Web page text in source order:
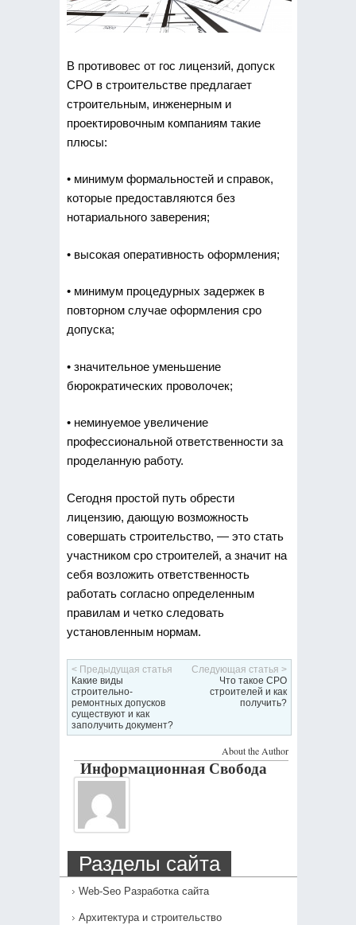
В противовес от гос лицензий, допуск
СРО в строительстве предлагает
строительным, инженерным и
проектировочным компаниям такие
плюсы:
• минимум формальностей и справок,
которые предоставляются без
нотариального заверения;
• высокая оперативность оформления;
• минимум процедурных задержек в
повторном случае оформления сро
допуска;
• значительное уменьшение
бюрократических проволочек;
• неминуемое увеличение
профессиональной ответственности за
проделанную работу.
Сегодня простой путь обрести
лицензию, дающую возможность
совершать строительство, — это стать
участником сро строителей, а значит на
себя возложить ответственность
работать согласно определенным
правилам и четко следовать
установленным нормам.
< Предыдущая статья
Какие виды
строительно-
ремонтных допусков
существуют и как
заполучить документ?
Следующая статья >
Что такое СРО
строителей и как
получить?
About the Author
Информационная Свобода
Разделы сайта
Web-Seo Разработка сайта
Архитектура и строительство